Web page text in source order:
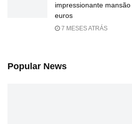
impressionante
euros
7 MESES ATRÁS
Popular News